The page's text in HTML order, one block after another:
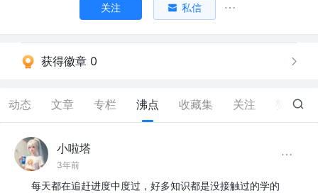
关注 私信
获得徽章 0
动态 文章 专栏 沸点 收藏集 关注 0
小啦塔
3年前
每天都在追赶进度中度过，好多知识都是没接触过的学的